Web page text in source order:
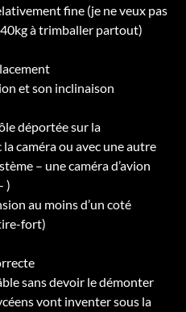
fine (je ne veux pas
à trimballer partout)
et son inclinaison
déportée sur la
caméra ou avec une autre
– une caméra d’avion
)
au moins d’un coté
fort)
sans devoir le démonter
vont inventer sous la